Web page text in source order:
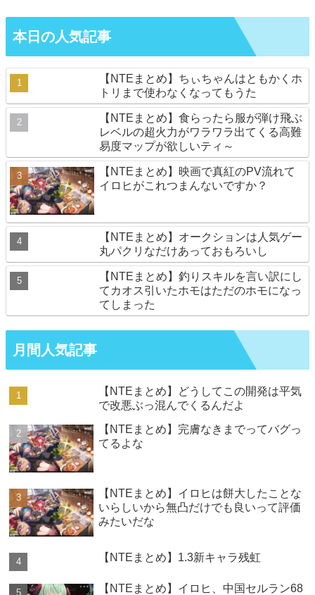
本日の人気記事
【NTEまとめ】ちぃちゃんはともかくホ
トリまで使わなくなってもうた
【NTEまとめ】食らったら服が弾け飛ぶ
レベルの超火力がワラワラ出てくる高難
易度マップが欲しいティ～
【NTEまとめ】映画で真紅のPV流れて
イロヒがこれつまんないですか？
【NTEまとめ】オークションは人気ゲー
丸パクリなだけあっておもろいし
【NTEまとめ】釣りスキルを言い訳にし
てカオス引いたホモはただのホモになっ
てしまった
月間人気記事
【NTEまとめ】どうしてこの開発は平気
で改悪ぶっ混んでくるんだよ
【NTEまとめ】完膚なきまでってバグっ
てるよな
【NTEまとめ】イロヒは餅大したことな
いらしいから無凸だけでも良いって評価
みたいだな
【NTEまとめ】1.3新キャラ残虹
【NTEまとめ】イロヒ、中国セルラン68